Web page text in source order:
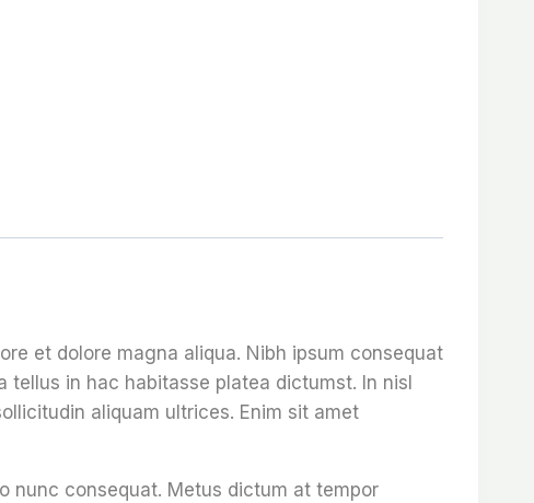
et dolore magna aliqua. Nibh ipsum consequat
in hac habitasse platea dictumst. In nisl
aliquam ultrices. Enim sit amet
nunc consequat. Metus dictum at tempor